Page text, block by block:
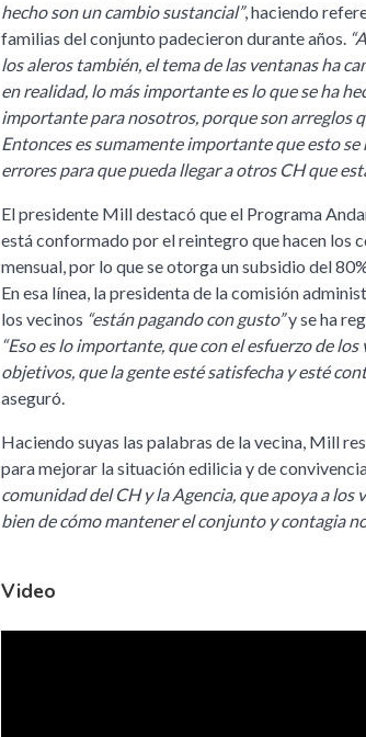
hecho son un cambio sustancial”, haciendo
familias del conjunto padecieron durante años.
los aleros también, el tema de las ventanas ha
en realidad, lo más importante es lo que se ha
importante para nosotros, porque son arreglos
Entonces es sumamente importante que esto
errores para que pueda llegar a otros CH que
El presidente Mill destacó que el Programa
está conformado por el reintegro que hacen los
mensual, por lo que se otorga un subsidio del
En esa línea, la presidenta de la comisión
los vecinos “están pagando con gusto”y se ha
“Eso es lo importante, que con el esfuerzo de
objetivos, que la gente esté satisfecha y esté
aseguró.
Haciendo suyas las palabras de la vecina, Mill
para mejorar la situación edilicia y de
comunidad del CH y la Agencia, que apoya a los
bien de cómo mantener el conjunto y contagia
Video